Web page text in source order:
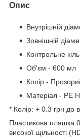
Опис
Внутрішній
Зовнішній
Контрольне
Об'єм - 600 мл
Колір -
Матеріал - PE
* Колір: + 0.3 грн до
Пластикова пляшка
високої щільності